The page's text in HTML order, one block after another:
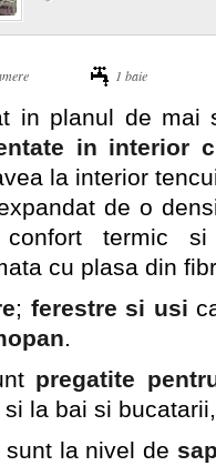
1 baie
in planul de
in interior
la interior
de o
termic
cu plasa din
; ferestre si usi
.
pregatite
la bai si
sunt la nivel de